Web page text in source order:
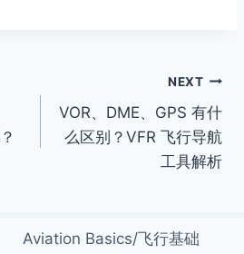
NEXT
VOR、DME、GPS 有什
么区别？VFR 飞行导航
工具解析
Aviation Basics/飞行基础